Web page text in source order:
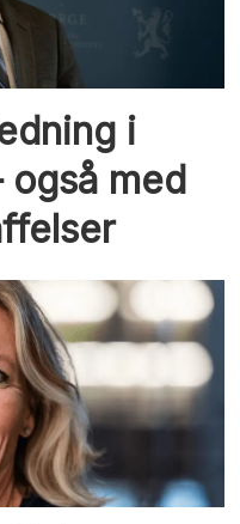
i
også med